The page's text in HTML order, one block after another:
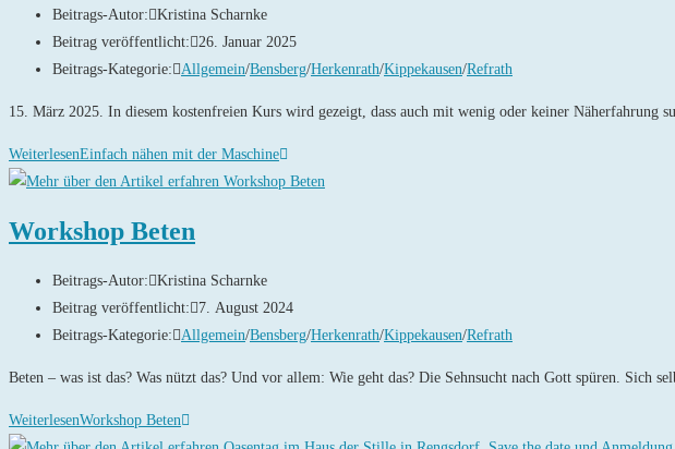
Beitrags-Autor: Kristina Scharnke
Beitrag veröffentlicht: 26. Januar 2025
Beitrags-Kategorie: Allgemein/Bensberg/Herkenrath/Kippekausen/Refrath
15. März 2025. In diesem kostenfreien Kurs wird gezeigt, dass auch mit wenig oder keiner Näherfahrung
WeiterlesenEinfach nähen mit der Maschine
Workshop Beten
Beitrags-Autor: Kristina Scharnke
Beitrag veröffentlicht:
7. August 2024
Beitrags-Kategorie: Allgemein/Bensberg/Herkenrath/Kippekausen/Refrath
Beten – was ist das? Was nützt das? Und vor allem: Wie geht das? Die Sehnsucht nach Gott spüren.
WeiterlesenWorkshop Beten